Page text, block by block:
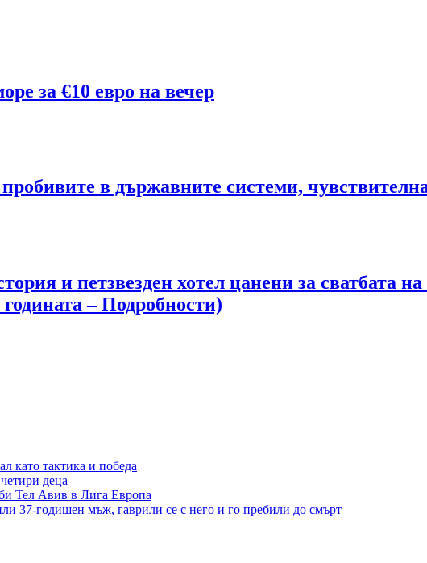
за €10 евро на вечер
в държавните системи,
и петзвезден хотел цанени за сватбата
– Подробности)
като тактика и победа
деца
Тел Авив в Лига Европа
37-годишен мъж, гаврили се с него и го пребили до смърт